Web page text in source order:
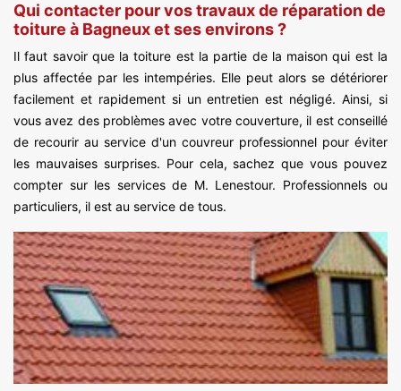
Qui contacter pour vos travaux de réparation de
toiture à Bagneux et ses environs ?
Il faut savoir que la toiture est la partie de la maison qui est la
plus affectée par les intempéries. Elle peut alors se détériorer
facilement et rapidement si un entretien est négligé. Ainsi, si
vous avez des problèmes avec votre couverture, il est conseillé
de recourir au service d'un couvreur professionnel pour éviter
les mauvaises surprises. Pour cela, sachez que vous pouvez
compter sur les services de M. Lenestour. Professionnels ou
particuliers, il est au service de tous.